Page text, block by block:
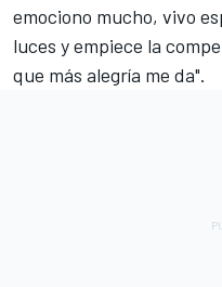
emociono mucho, vivo
luces y empiece la
que más alegría me da".